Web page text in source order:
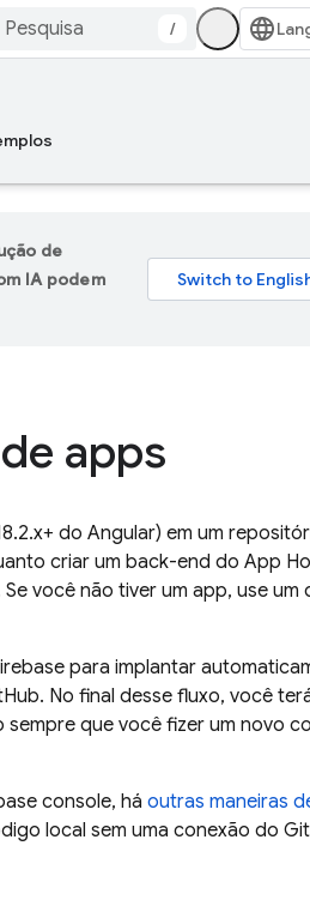
/
de
IA podem
apps
do Angular) em um
criar um back-end do App
você não tiver um app, use um
para implantar
No final desse fluxo, você
que você fizer um novo
console, há outras maneiras
local sem uma conexão do